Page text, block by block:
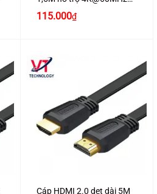
cao cấp
115.000₫
Cáp HDMI 2.0 dẹt dài 5M